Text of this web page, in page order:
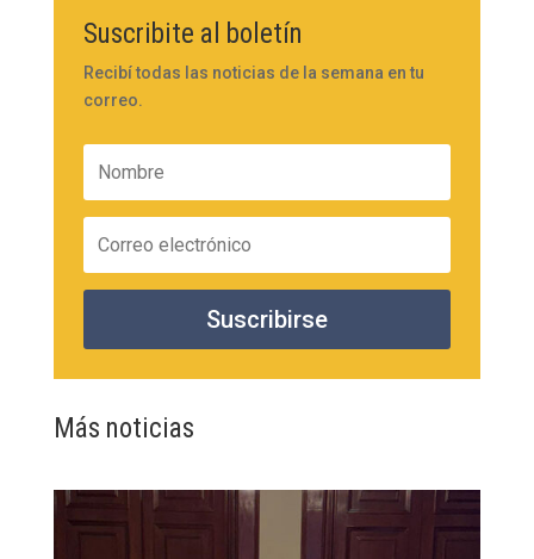
Suscribite al boletín
Recibí todas las noticias de la semana en tu
correo.
Suscribirse
Más noticias